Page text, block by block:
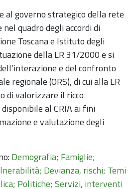
al governo strategico della rete
quadro degli accordi di
Toscana e Istituto degli
della LR 31/2000 e si
e del confronto
regionale (ORS), di cui alla LR
di valorizzare il ricco
al CRIA ai fini
e valutazione degli
Demografia; Famiglie;
Devianza, rischi; Temi
Politiche; Servizi, interventi